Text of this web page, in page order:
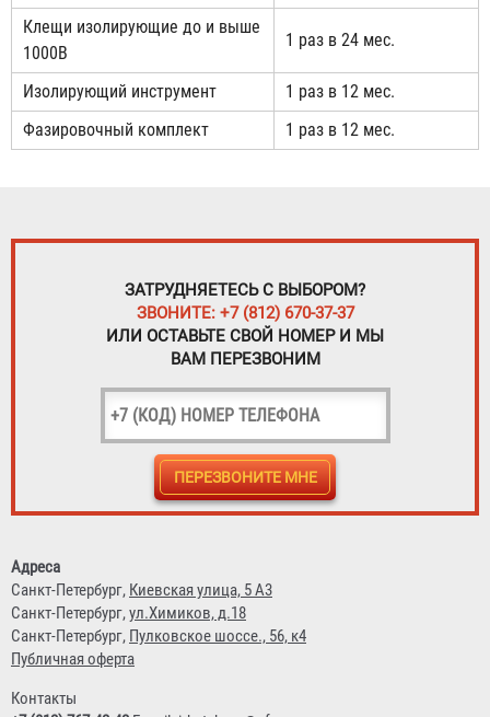
Клещи изолирующие до и выше
1000В
1 раз в 24 мес.
Изолирующий инструмент
1 раз в 12 мес.
Фазировочный комплект
1 раз в 12 мес.
ЗАТРУДНЯЕТЕСЬ С ВЫБОРОМ?
ЗВОНИТЕ: +7 (812) 670-37-37
ИЛИ ОСТАВЬТЕ СВОЙ НОМЕР И МЫ
ВАМ ПЕРЕЗВОНИМ
Адреса
Санкт-Петербург, Киевская улица, 5 А3
Санкт-Петербург,ул.Химиков, д.18
Санкт-Петербург, Пулковское шоссе., 56, к4
Публичная оферта
Контакты